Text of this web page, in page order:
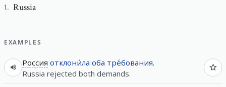
1. Russia
EXAMPLES
Россия отклони́ла оба тре́бования.
Russia rejected both demands.